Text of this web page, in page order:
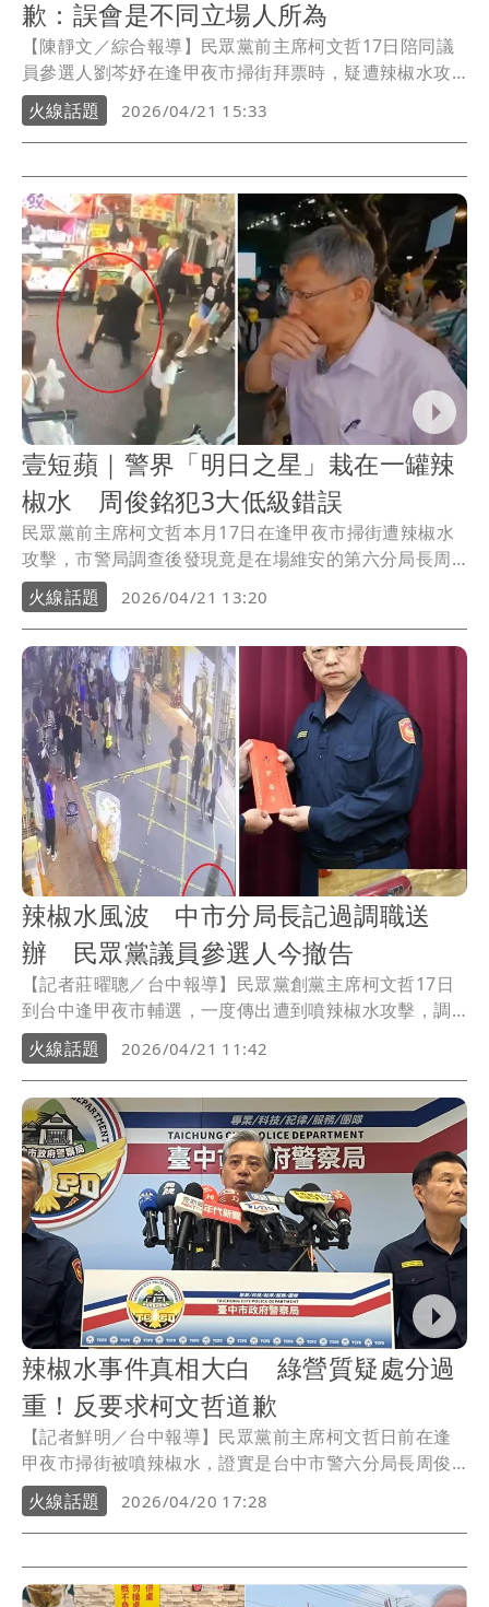
歉：誤會是不同立場人所為
【陳靜文／綜合報導】民眾黨前主席柯文哲17日陪同議
員參選人劉芩妤在逢甲夜市掃街拜票時，疑遭辣椒水攻
擊。經警方調查發現是台中市第六分局局長周俊銘「誤
噴」。民眾黨嘉義市東區議員參選人林昱孜曾發文痛斥
「立場不同互相尊重，嚴重譴責暴力行為」，在真相大
白後，發文道歉了。
火線話題 2026/04/21 15:33
壹短蘋｜警界「明日之星」栽在一罐辣
椒水 周俊銘犯3大低級錯誤
民眾黨前主席柯文哲本月17日在逢甲夜市掃街遭辣椒水
攻擊，市警局調查後發現竟是在場維安的第六分局長周
俊銘幹的。姑且不論是否真是「誤噴」，但周俊銘身為
高階警官卻犯下三大錯誤，不但缺乏政治敏感度，也低
估自己人的辦案能力，第一時間悶不吭聲，直到得知自
己被監視器拍到，案發24小時後才急忙向長官「自
首」，最終遭到記過調職，未來想東山再起不易，令同
僚唏噓不已。
火線話題 2026/04/21 13:20
辣椒水風波 中市分局長記過調職送
辦 民眾黨議員參選人今撤告
【記者莊曜聰／台中報導】民眾黨創黨主席柯文哲17日
到台中逢甲夜市輔選，一度傳出遭到噴辣椒水攻擊，調
查結果出爐竟是分局長周俊銘「測試」辣椒水時誤噴闖
禍，周員被記過拔官依法送辦，中檢已列「選偵」字案
偵辦中；民眾黨市議員參選人劉岑妤在事發隔日報案，
稱並非突發事件，而是高達3波、針對性極強的連續惡意
攻擊，造成20多人慘遭波及，但真相大白後，她今天完
成撤告筆錄，解釋此舉是「對事不對人」。
火線話題 2026/04/21 11:42
辣椒水事件真相大白 綠營質疑處分過
重！反要求柯文哲道歉
【記者鮮明／台中報導】民眾黨前主席柯文哲日前在逢
甲夜市掃街被噴辣椒水，證實是台中市警六分局長周俊
銘「誤噴」，市警局將周函送法辦，並記過兩次、調任
非主管職。民進黨台中市議員黨團今（20日）表示，民
眾黨事後暗指現場有「青鳥鬧場」，如今真相大白，柯
文哲及民眾黨應向社會道歉；另也質疑中市府對周俊 銘
的處分不符比例原因。
火線話題 2026/04/20 17:28